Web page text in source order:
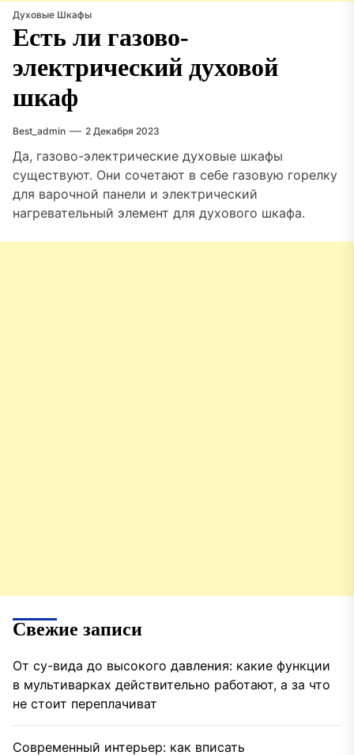
Духовые Шкафы
Есть ли газово-
электрический духовой
шкаф
Best_admin 2 Декабря 2023
Да, газово-электрические духовые шкафы
существуют. Они сочетают в себе газовую горелку
для варочной панели и электрический
нагревательный элемент для духового шкафа.
Свежие записи
От су-вида до высокого давления: какие функции
в мультиварках действительно работают, а за что
не стоит переплачиват
Современный интерьер: как вписать